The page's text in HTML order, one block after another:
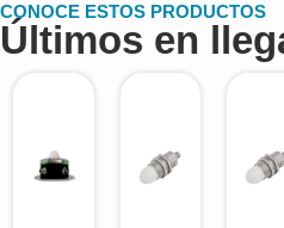
CONOCE ESTOS PRODUCTOS
Últimos en